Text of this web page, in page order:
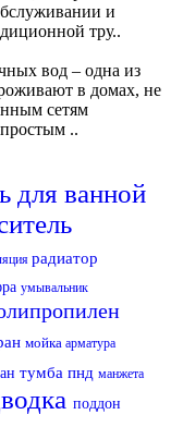
и
тру..
вод – одна из
в домах, не
сетям
..
для ванной
радиатор
умывальник
мойка арматура
тумба пнд манжета
поддон